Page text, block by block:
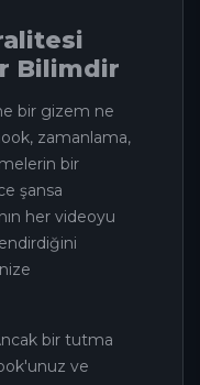
Bilimdir
bir gizem ne
zamanlama,
bir
şansa
her videoyu
bir tutma
ve